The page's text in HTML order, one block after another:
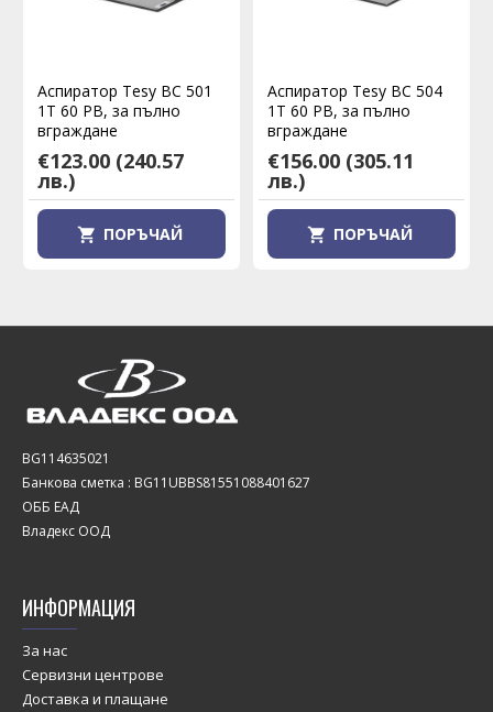
Аспиратор Tesy BC 501
1T 60 PB, за пълно
вграждане
€123.00 (240.57
лв.)
ПОРЪЧАЙ
Аспиратор Tesy BC 504
1T 60 PB, за пълно
вграждане
€156.00 (305.11
лв.)
ПОРЪЧАЙ
BG114635021
Банкова сметка : BG11UBBS81551088401627
ОББ ЕАД
Владекс ООД
ИНФОРМАЦИЯ
За нас
Сервизни центрове
Доставка и плащане